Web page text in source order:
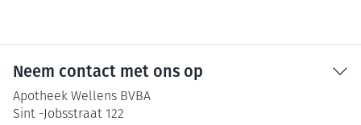
Neem contact met ons op
Apotheek Wellens BVBA
Sint -Jobsstraat 122